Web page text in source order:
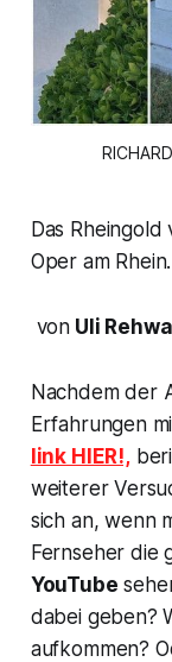
Das Rheingold
Oper am Rhein.
von Uli
Nachdem der
Erfahrungen
link HIER!,
weiterer
sich an, wenn
Fernseher die
YouTube
dabei geben?
aufkommen?